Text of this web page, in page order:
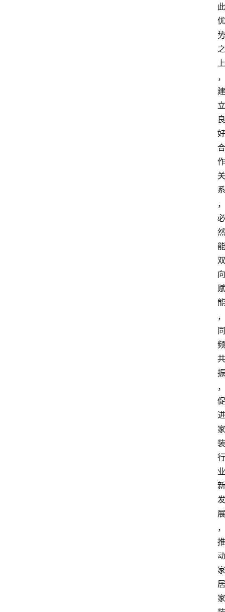
此
优
势
之
上
，
建
立
良
好
合
作
关
系
，
必
然
能
双
向
赋
能
，
同
频
共
振
，
促
进
家
装
行
业
新
发
展
，
推
动
家
居
家